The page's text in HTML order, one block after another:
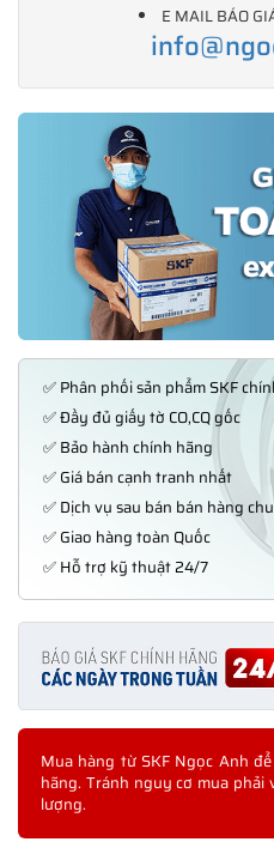
E MAIL BÁO
✅ Phân phối sản phẩm SKF
✅ Đầy đủ giấy tờ CO,CQ gốc
✅ Bảo hành chính hãng
✅ Giá bán cạnh tranh nhất
✅ Dịch vụ sau bán bán hàng
✅ Giao hàng toàn Quốc
✅ Hỗ trợ kỹ thuật 24/7
Mua hàng từ SKF Ngọc Anh
hãng. Tránh nguy cơ mua phải
lượng.